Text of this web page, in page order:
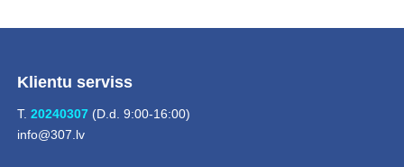
Klientu serviss
T. 20240307(D.d. 9:00-16:00)
info@307.lv